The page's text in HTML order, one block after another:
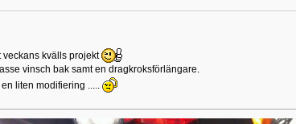
veckans kvälls projekt
vinsch bak samt en dragkroksförlängare.
liten modifiering .....